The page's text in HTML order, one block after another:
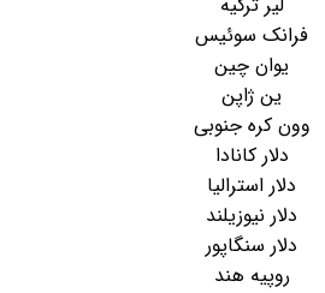
فرانک سوئیس
یوان چین
ین ژاپن
وون کره جنوبی
دلار کانادا
دلار استرالیا
دلار نیوزیلند
دلار سنگاپور
روپیه هند